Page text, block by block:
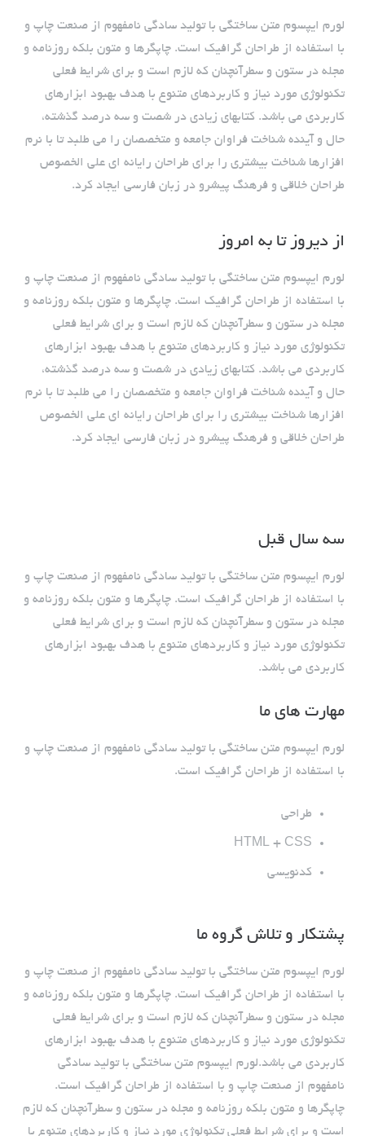
لورم ایپسوم متن ساختگی با تولید سادگی نامفهوم از صنعت چاپ و
با استفاده از طراحان گرافیک است. چاپگرها و متون بلکه روزنامه و
مجله در ستون و سطرآنچنان که لازم است و برای شرایط فعلی
تکنولوژی مورد نیاز و کاربردهای متنوع با هدف بهبود ابزارهای
کاربردی می باشد. کتابهای زیادی در شصت و سه درصد گذشته،
حال و آینده شناخت فراوان جامعه و متخصصان را می طلبد تا با نرم
افزارها شناخت بیشتری را برای طراحان رایانه ای علی الخصوص
طراحان خلاقی و فرهنگ پیشرو در زبان فارسی ایجاد کرد.
از دیروز تا به امروز
لورم ایپسوم متن ساختگی با تولید سادگی نامفهوم از صنعت چاپ و
با استفاده از طراحان گرافیک است. چاپگرها و متون بلکه روزنامه و
مجله در ستون و سطرآنچنان که لازم است و برای شرایط فعلی
تکنولوژی مورد نیاز و کاربردهای متنوع با هدف بهبود ابزارهای
کاربردی می باشد. کتابهای زیادی در شصت و سه درصد گذشته،
حال و آینده شناخت فراوان جامعه و متخصصان را می طلبد تا با نرم
افزارها شناخت بیشتری را برای طراحان رایانه ای علی الخصوص
طراحان خلاقی و فرهنگ پیشرو در زبان فارسی ایجاد کرد.
سه سال قبل
لورم ایپسوم متن ساختگی با تولید سادگی نامفهوم از صنعت چاپ و
با استفاده از طراحان گرافیک است. چاپگرها و متون بلکه روزنامه و
مجله در ستون و سطرآنچنان که لازم است و برای شرایط فعلی
تکنولوژی مورد نیاز و کاربردهای متنوع با هدف بهبود ابزارهای
کاربردی می باشد.
مهارت های ما
لورم ایپسوم متن ساختگی با تولید سادگی نامفهوم از صنعت چاپ و
با استفاده از طراحان گرافیک است.
طراحی
HTML + CSS
کدنویسی
پشتکار و تلاش گروه ما
لورم ایپسوم متن ساختگی با تولید سادگی نامفهوم از صنعت چاپ و
با استفاده از طراحان گرافیک است. چاپگرها و متون بلکه روزنامه و
مجله در ستون و سطرآنچنان که لازم است و برای شرایط فعلی
تکنولوژی مورد نیاز و کاربردهای متنوع با هدف بهبود ابزارهای
کاربردی می باشد.لورم ایپسوم متن ساختگی با تولید سادگی
نامفهوم از صنعت چاپ و با استفاده از طراحان گرافیک است.
چاپگرها و متون بلکه روزنامه و مجله در ستون و سطرآنچنان که لازم
است و برای شرایط فعلی تکنولوژی مورد نیاز و کاربردهای متنوع با